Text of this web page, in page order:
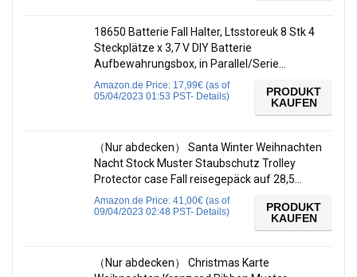
18650 Batterie Fall Halter, Ltsstoreuk 8 Stk 4
Steckplätze x 3,7 V DIY Batterie
Aufbewahrungsbox, in Parallel/Serie…
Amazon.de Price: 17,99€ (as of
05/04/2023 01:53 PST- Details)
PRODUKT
KAUFEN
（Nur abdecken） Santa Winter Weihnachten
Nacht Stock Muster Staubschutz Trolley
Protector case Fall reisegepäck auf 28,5…
Amazon.de Price: 41,00€ (as of
09/04/2023 02:48 PST- Details)
PRODUKT
KAUFEN
（Nur abdecken） Christmas Karte